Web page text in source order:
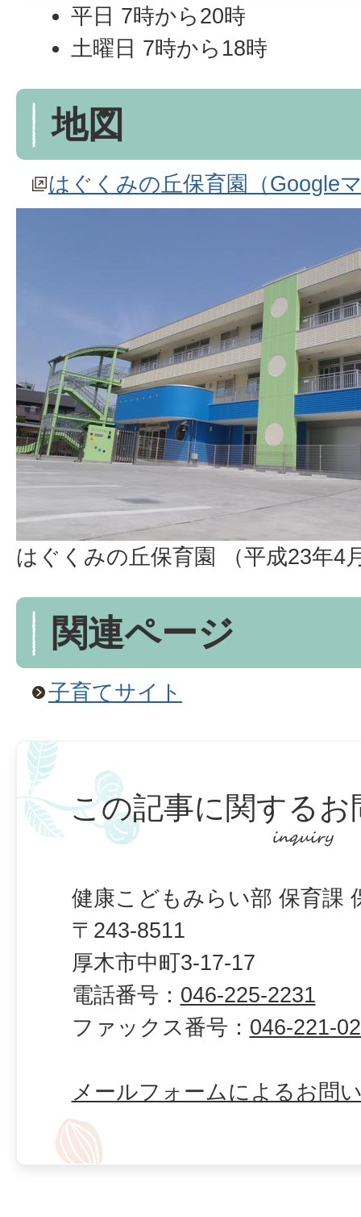
平日 7時から20時
土曜日 7時から18時
地図
はぐくみの丘保育園（Google
はぐくみの丘保育園 （平成23年4
関連ページ
子育てサイト
この記事に関するお
健康こどもみらい部 保育課
〒243-8511
厚木市中町3-17-17
電話番号： 046-225-2231
ファックス番号： 046-221-
メールフォームによるお問